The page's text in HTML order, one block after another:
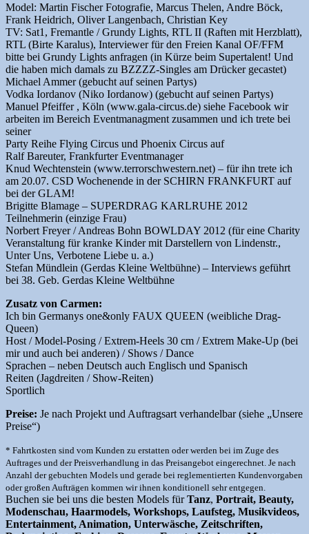
Model: Martin Fischer Fotografie, Marcus Thelen, Andre Böck,
Frank Heidrich, Oliver Langenbach, Christian Key
TV: Sat1, Fremantle / Grundy Lights, RTL II (Raften mit Herzblatt),
RTL (Birte Karalus), Interviewer für den Freien Kanal OF/FFM
bitte bei Grundy Lights anfragen (in Kürze beim Supertalent! Und
die haben mich damals zu BZZZZ-Singles am Drücker gecastet)
Michael Ammer (gebucht auf seinen Partys)
Vodka Iordanov (Niko Iordanow) (gebucht auf seinen Partys)
Manuel Pfeiffer , Köln (www.gala-circus.de) siehe Facebook wir
arbeiten im Bereich Eventmanagment zusammen und ich trete bei
seiner
Party Reihe Flying Circus und Phoenix Circus auf
Ralf Bareuter, Frankfurter Eventmanager
Knud Wechtenstein (www.terrorschwestern.net) – für ihn trete ich
am 20.07. CSD Wochenende in der SCHIRN FRANKFURT auf
bei der GLAM!
Brigitte Blamage – SUPERDRAG KARLRUHE 2012
Teilnehmerin (einzige Frau)
Norbert Freyer / Andreas Bohn BOWLDAY 2012 (für eine Charity
Veranstaltung für kranke Kinder mit Darstellern von Lindenstr.,
Unter Uns, Verbotene Liebe u. a.)
Stefan Mündlein (Gerdas Kleine Weltbühne) – Interviews geführt
bei 38. Geb. Gerdas Kleine Weltbühne
Zusatz von Carmen:
Ich bin Germanys one&only FAUX QUEEN (weibliche Drag-
Queen)
Host / Model-Posing / Extrem-Heels 30 cm / Extrem Make-Up (bei
mir und auch bei anderen) / Shows / Dance
Sprachen – neben Deutsch auch Englisch und Spanisch
Reiten (Jagdreiten / Show-Reiten)
Sportlich
Preise: Je nach Projekt und Auftragsart verhandelbar (siehe „Unsere
Preise“)
* Fahrtkosten sind vom Kunden zu erstatten oder werden bei im Zuge des
Auftrages und der Preisverhandlung in das Preisangebot eingerechnet. Je nach
Anzahl der gebuchten Models und gerade bei reglementierten Kundenvorgaben
oder großen Aufträgen kommen wir ihnen konditionell sehr entgegen.
Buchen sie bei uns die besten Models fürTanz, Portrait, Beauty,
Modenschau, Haarmodels, Workshops, Laufsteg, Musikvideos,
Entertainment, Animation, Unterwäsche, Zeitschriften,